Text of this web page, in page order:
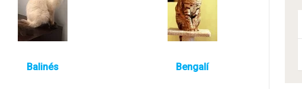
Balinés Bengalí